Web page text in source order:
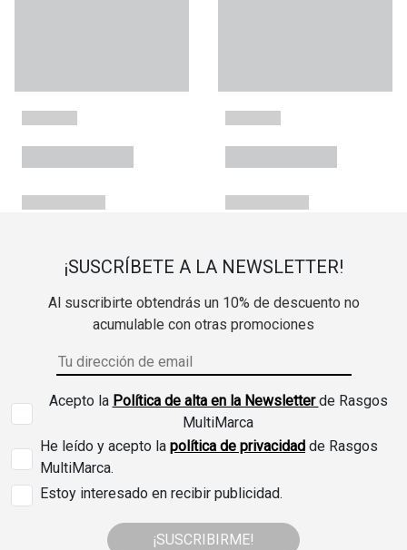
¡SUSCRÍBETE A LA NEWSLETTER!
Al suscribirte obtendrás un 10% de descuento no
acumulable con otras promociones
Acepto la Política de alta en la Newsletterde Rasgos
MultiMarca
He leído y acepto la política de privacidad de Rasgos
MultiMarca.
Estoy interesado en recibir publicidad.
¡SUSCRIBIRME!